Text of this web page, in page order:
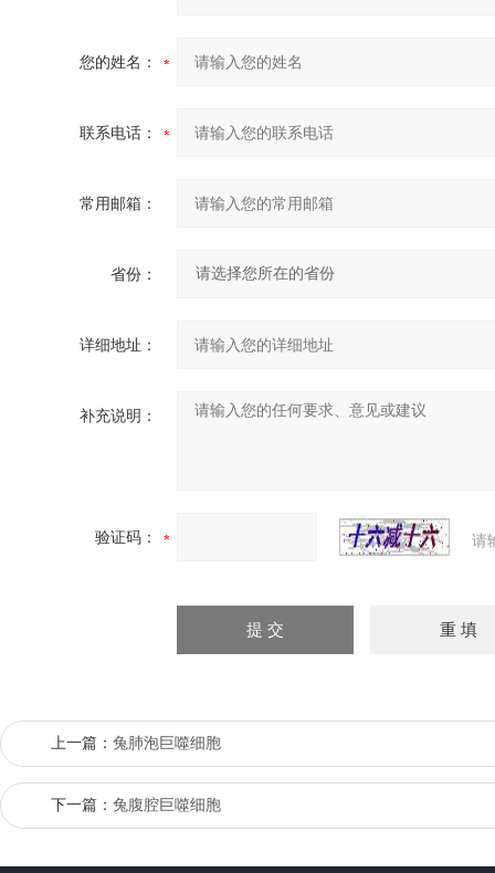
您的姓名：
联系电话：
常用邮箱：
省份：
详细地址：
补充说明：
验证码： 请
上一篇： 兔肺泡巨噬细胞
下一篇： 兔腹腔巨噬细胞